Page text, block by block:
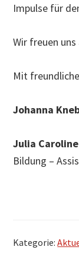
Impulse für
Wir freuen
Mit
Johanna
Julia
Bildung –
Kategorie: